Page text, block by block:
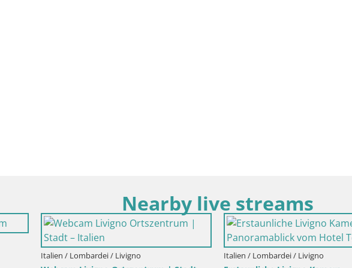
Nearby live streams
Italien / Lombardei / Osio Sotto - Bergamo
Italien / Lombardei / Albino
Albino – Mazzini strasse